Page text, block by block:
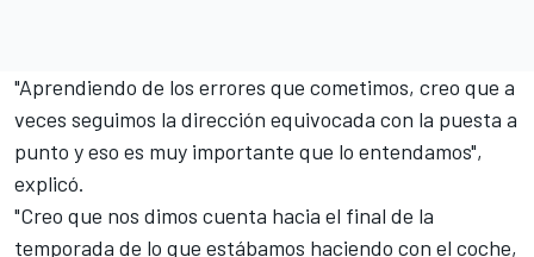
"Aprendiendo de los errores que cometimos, creo que a
veces seguimos la dirección equivocada con la puesta a
punto y eso es muy importante que lo entendamos",
explicó.
"Creo que nos dimos cuenta hacia el final de la
temporada de lo que estábamos haciendo con el coche,